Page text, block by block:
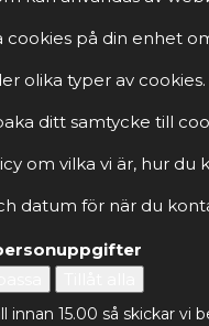
cookies på din enhet
olika typer av
ditt samtycke till
om vilka vi är, hur
datum för när du
innan 15.00 så skickar vi